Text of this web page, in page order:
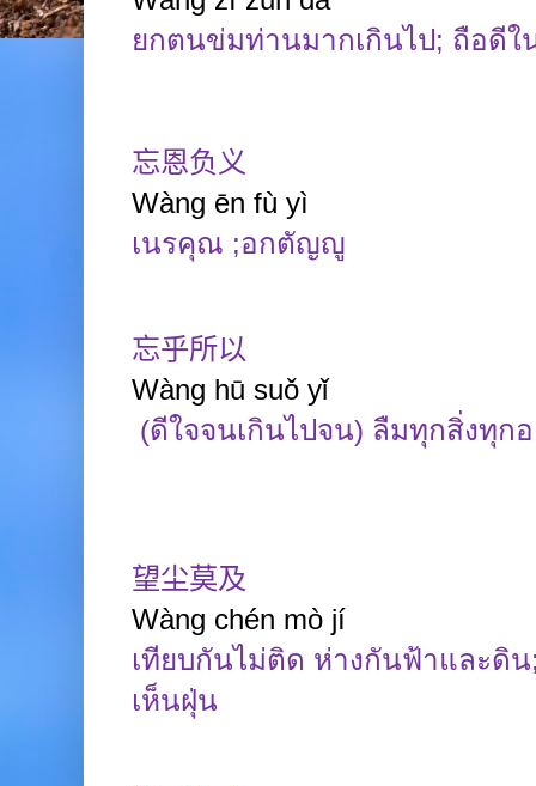
ยกตนข่มท่านมากเกินไป; ถือดีใ
忘恩负义
Wàng ēn fù yì
เนรคุณ ;อกตัญญู
忘乎所以
Wàng hū suǒ yǐ
(ดีใจจนเกินไปจน) ลืมทุกสิ่งทุก
望尘莫及
Wàng chén mò jí
เทียบกันไม่ติด ห่างกันฟ้าและดิน
เห็นฝุ่น